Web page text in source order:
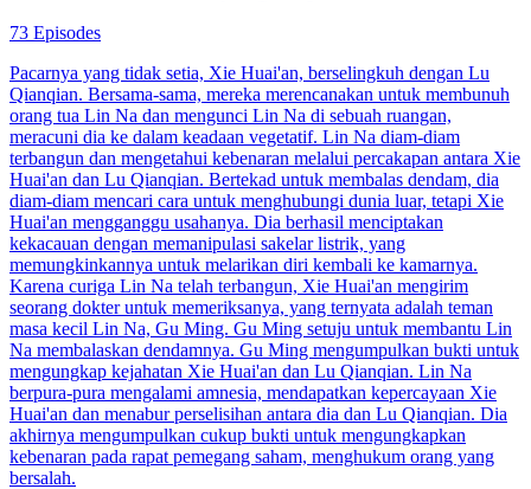
73 Episodes
Pacarnya yang tidak setia, Xie Huai'an, berselingkuh dengan Lu
Qianqian. Bersama-sama, mereka merencanakan untuk membunuh
orang tua Lin Na dan mengunci Lin Na di sebuah ruangan,
meracuni dia ke dalam keadaan vegetatif. Lin Na diam-diam
terbangun dan mengetahui kebenaran melalui percakapan antara Xie
Huai'an dan Lu Qianqian. Bertekad untuk membalas dendam, dia
diam-diam mencari cara untuk menghubungi dunia luar, tetapi Xie
Huai'an mengganggu usahanya. Dia berhasil menciptakan
kekacauan dengan memanipulasi sakelar listrik, yang
memungkinkannya untuk melarikan diri kembali ke kamarnya.
Karena curiga Lin Na telah terbangun, Xie Huai'an mengirim
seorang dokter untuk memeriksanya, yang ternyata adalah teman
masa kecil Lin Na, Gu Ming. Gu Ming setuju untuk membantu Lin
Na membalaskan dendamnya. Gu Ming mengumpulkan bukti untuk
mengungkap kejahatan Xie Huai'an dan Lu Qianqian. Lin Na
berpura-pura mengalami amnesia, mendapatkan kepercayaan Xie
Huai'an dan menabur perselisihan antara dia dan Lu Qianqian. Dia
akhirnya mengumpulkan cukup bukti untuk mengungkapkan
kebenaran pada rapat pemegang saham, menghukum orang yang
bersalah.